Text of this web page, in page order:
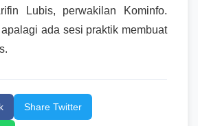
Lubis, perwakilan Kominfo.
ada sesi praktik membuat
Share Twitter